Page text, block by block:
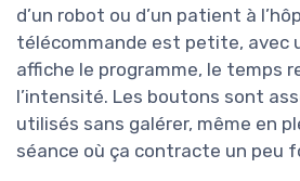
d’un robot ou d’un patient à
télécommande est petite, avec
affiche le programme, le temps
l’intensité. Les boutons sont
utilisés sans galérer, même en
séance où ça contracte un peu